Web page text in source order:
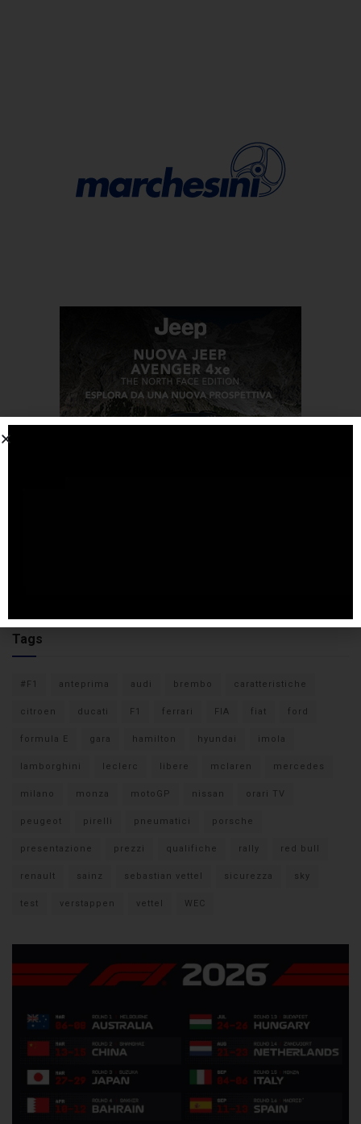
Tags
#F1 anteprima audi brembo caratteristiche
citroen ducati F1 ferrari FIA fiat ford
formula E gara hamilton hyundai imola
lamborghini leclerc libere mclaren mercedes
milano monza motoGP nissan orari TV
peugeot pirelli pneumatici porsche
presentazione prezzi qualifiche rally red bull
renault sainz sebastian vettel sicurezza sky
test verstappen vettel WEC